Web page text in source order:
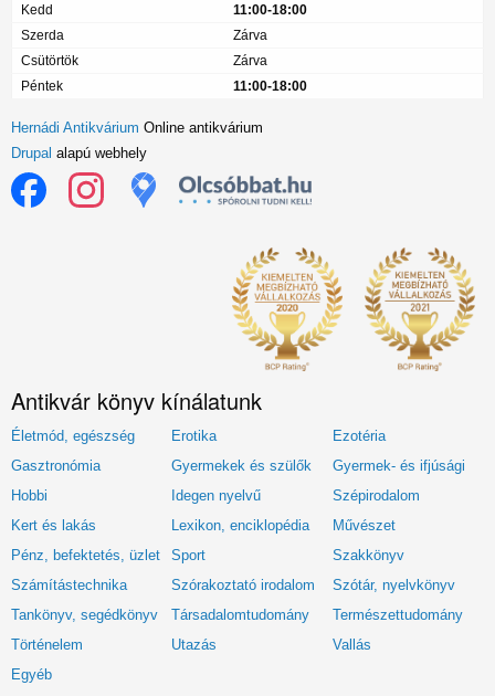
Kedd
11:00-18:00
Szerda
Zárva
Csütörtök
Zárva
Péntek
11:00-18:00
Hernádi Antikvárium Online antikvárium
Drupal alapú webhely
Antikvár könyv kínálatunk
Életmód, egészség Erotika
Ezotéria
Gasztronómia
Gyermekek és szülők
Gyermek- és ifjúsági
Hobbi
Idegen nyelvű
Szépirodalom
Kert és lakás
Lexikon, enciklopédia
Művészet
Pénz, befektetés, üzlet
Sport
Szakkönyv
Számítástechnika
Szórakoztató irodalom
Szótár, nyelvkönyv
Tankönyv, segédkönyv
Társadalomtudomány
Természettudomány
Történelem
Utazás
Vallás
Egyéb